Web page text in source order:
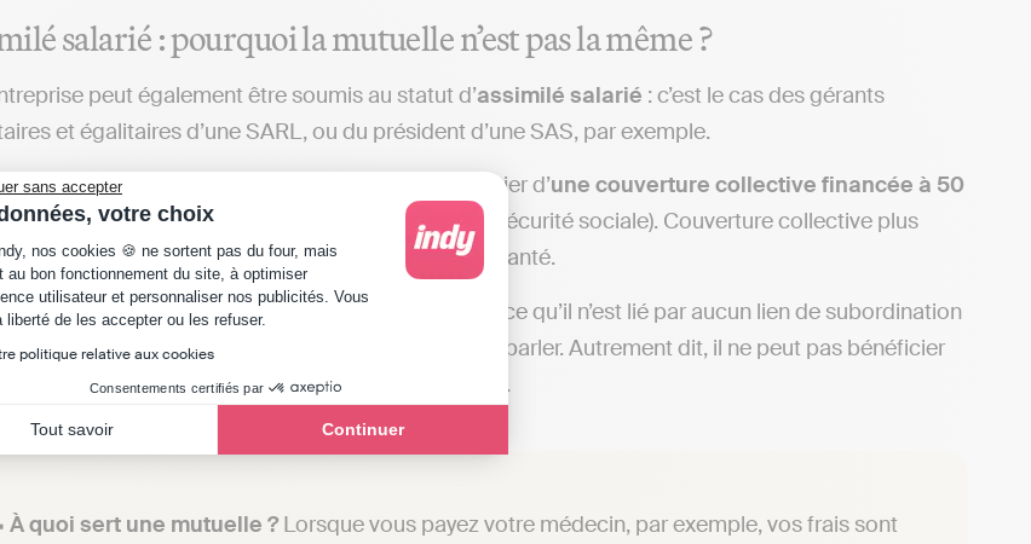
sans accepter
votre choix
de Gestion du Consentement : Personnalisez vos Options
nos cookies 🍪 ne sortent pas du four, mais
au bon fonctionnement du site, à optimiser
utilisateur et personnaliser nos publicités. Vous
liberté de les accepter ou les refuser.
politique relative aux cookies
Consentements certifiés par
Tout savoir Continuer
Axeptio consent
salarié : pourquoi la mutuelle n’est pas la même ?
peut également être soumis au statut d’assimilé salarié : c’est le cas des gérants
et égalitaires d’une SARL, ou du président d’une SAS, par exemple.
assimilé salarié peut, sous conditions, bénéficier d’une couverture collective financée à 50
par son employeur(article L911-7 du Code de la sécurité sociale). Couverture collective plus
mutuelle d’entreprise, ou complémentaire santé.
sorte, le statut opposé à celui de salarié. Parce qu’il n’est lié par aucun lien de subordination
il n’a donc pas d’employeur à proprement parler. Autrement dit, il ne peut pas bénéficier
couverture collective précédemment mentionnée.
À quoi sert une mutuelle ?Lorsque vous payez votre médecin, par exemple, vos frais sont